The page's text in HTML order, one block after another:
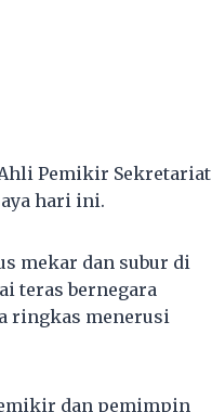
Pemikir Sekretariat
hari ini.
mekar dan subur di
teras bernegara
ringkas menerusi
dan pemimpin